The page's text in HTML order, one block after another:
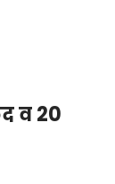
व 20